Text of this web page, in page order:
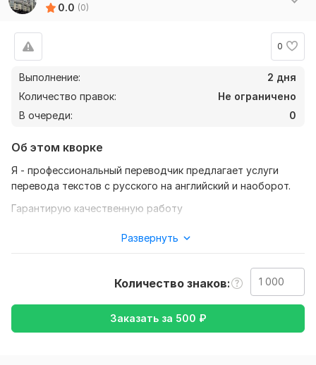
0.0 (0)
0
Выполнение:
2 дня
Количество правок:
Не ограничено
В очереди:
0
Об этом кворке
Я - профессиональный переводчик предлагает услуги
перевода текстов с русского на английский и наоборот.
Гарантирую качественную работу
Готова выполнить работу любого объема в сжатые сроки.
Обращайтесь, и я помогу вам сделать ваш текст
доступным на двух языках!
Нужно для заказа:
Чтобы выполнить ваш заказ, мне потребуется от вас
Развернуть
Количество знаков
Заказать за 500 ₽